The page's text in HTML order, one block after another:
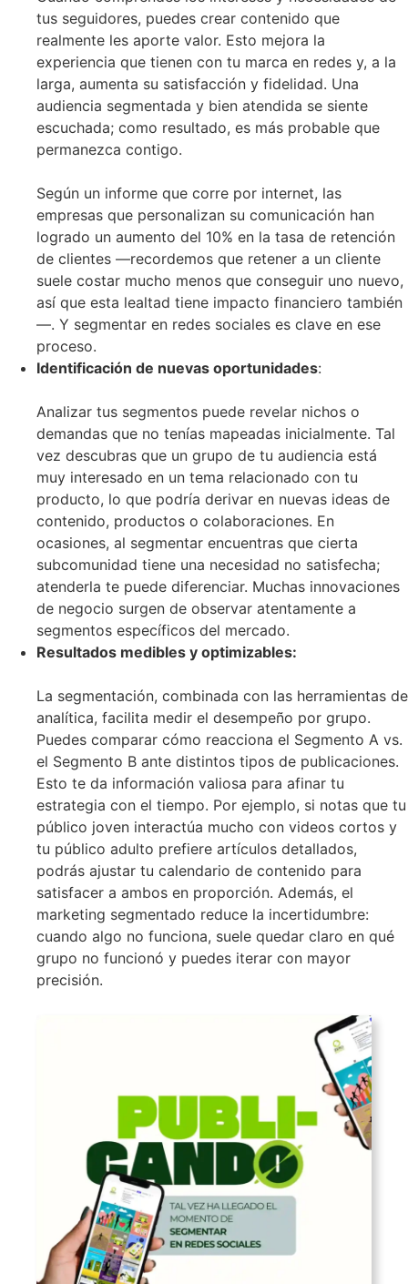
tus seguidores, puedes crear contenido que
realmente les aporte valor. Esto mejora la
experiencia que tienen con tu marca en redes y, a la
larga, aumenta su satisfacción y fidelidad. Una
audiencia segmentada y bien atendida se siente
escuchada; como resultado, es más probable que
permanezca contigo.
Según un informe que corre por internet, las
empresas que personalizan su comunicación han
logrado un aumento del 10% en la tasa de retención
de clientes —recordemos que retener a un cliente
suele costar mucho menos que conseguir uno nuevo,
así que esta lealtad tiene impacto financiero también
—. Y segmentar en redes sociales es clave en ese
proceso.
Identificación de nuevas oportunidades:
Analizar tus segmentos puede revelar nichos o
demandas que no tenías mapeadas inicialmente. Tal
vez descubras que un grupo de tu audiencia está
muy interesado en un tema relacionado con tu
producto, lo que podría derivar en nuevas ideas de
contenido, productos o colaboraciones. En
ocasiones, al segmentar encuentras que cierta
subcomunidad tiene una necesidad no satisfecha;
atenderla te puede diferenciar. Muchas innovaciones
de negocio surgen de observar atentamente a
segmentos específicos del mercado.
Resultados medibles y optimizables:
La segmentación, combinada con las herramientas de
analítica, facilita medir el desempeño por grupo.
Puedes comparar cómo reacciona el Segmento A vs.
el Segmento B ante distintos tipos de publicaciones.
Esto te da información valiosa para afinar tu
estrategia con el tiempo. Por ejemplo, si notas que tu
público joven interactúa mucho con videos cortos y
tu público adulto prefiere artículos detallados,
podrás ajustar tu calendario de contenido para
satisfacer a ambos en proporción. Además, el
marketing segmentado reduce la incertidumbre:
cuando algo no funciona, suele quedar claro en qué
grupo no funcionó y puedes iterar con mayor
precisión.